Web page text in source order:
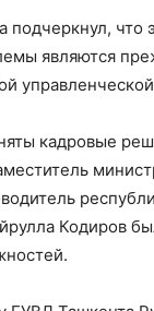
подчеркнул, что
являются
кадровые
Кодиров